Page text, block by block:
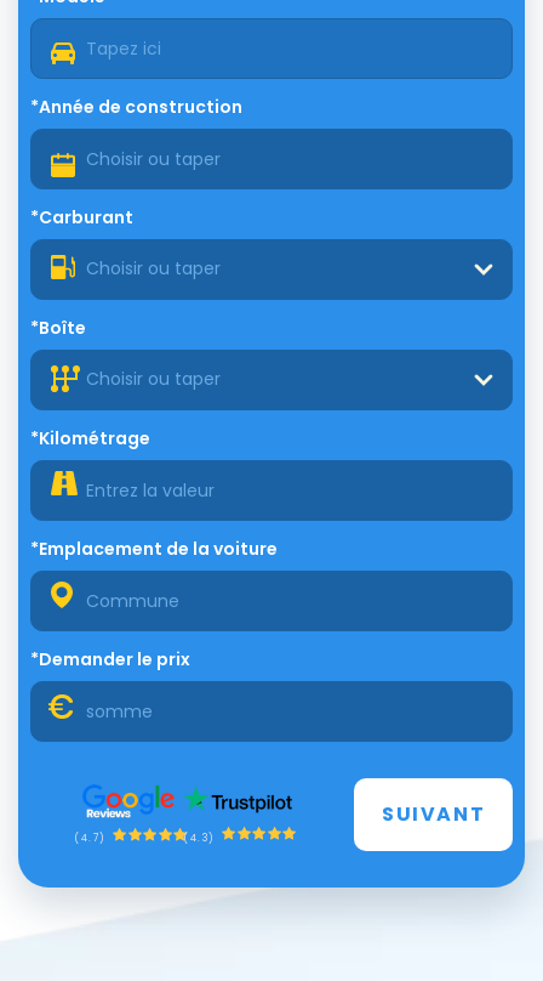
*Année de construction
*Carburant
Choisir ou taper
*Boîte
Choisir ou taper
*Kilométrage
*Emplacement de la voiture
*Demander le prix
(4.7) (4.3)
SUIVANT